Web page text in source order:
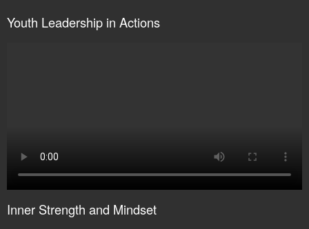
Youth Leadership in Actions
Inner Strength and Mindset